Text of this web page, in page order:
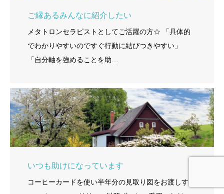
ご縁あるみんなに紹介したい
メタトロンセラピストとしてご活躍の方☆ 「具体的
でわかりやすいのですぐ行動に結びつきやすい」
「自分軸を強めることを助…
いつも助けになっています
コーヒーカードを使い半年分の見取り図をお渡しする